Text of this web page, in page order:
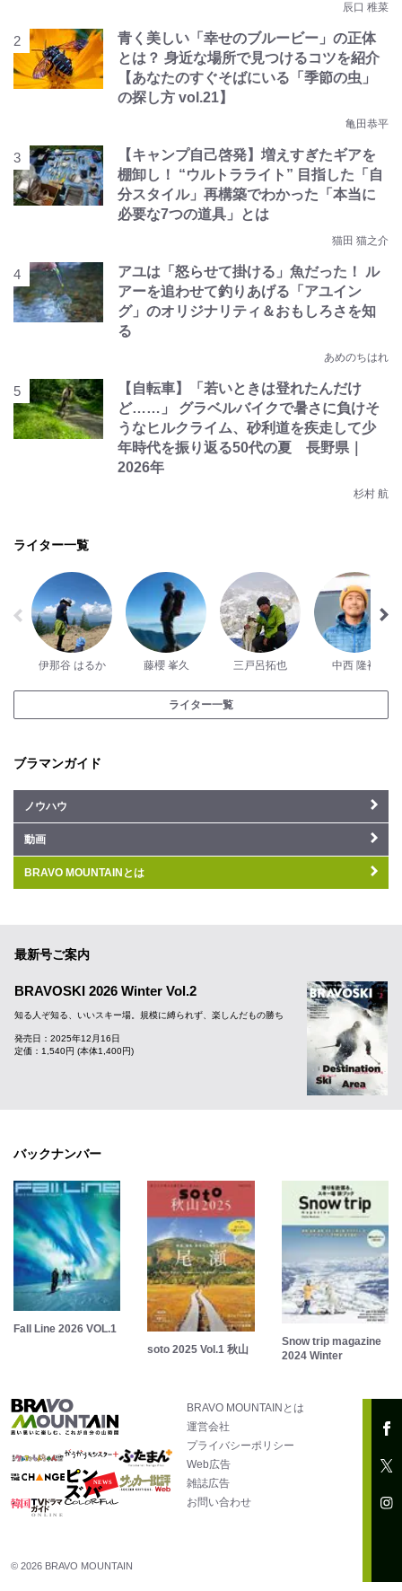
辰口 稚菜
青く美しい「幸せのブルービー」の正体
とは？ 身近な場所で見つけるコツを紹介
【あなたのすぐそばにいる「季節の虫」
の探し方 vol.21】
亀田恭平
【キャンプ自己啓発】増えすぎたギアを
棚卸し！ “ウルトラライト” 目指した「自
分スタイル」再構築でわかった「本当に
必要な7つの道具」とは
猫田 猫之介
アユは「怒らせて掛ける」魚だった！ ル
アーを追わせて釣りあげる「アユイン
グ」のオリジナリティ＆おもしろさを知
る
あめのちはれ
【自転車】「若いときは登れたんだけ
ど……」 グラベルバイクで暑さに負けそ
うなヒルクライム、砂利道を疾走して少
年時代を振り返る50代の夏 長野県｜
2026年
杉村 航
ライター一覧
伊那谷 はるか 藤櫻 峯久 三戸呂拓也 中西 隆裕
ライター一覧
ブラマンガイド
ノウハウ
動画
BRAVO MOUNTAINとは
最新号ご案内
BRAVOSKI 2026 Winter Vol.2
知る人ぞ知る、いいスキー場。規模に縛られず、楽しんだもの勝ち
発売日：2025年12月16日
定価：1,540円 (本体1,400円)
バックナンバー
Fall Line 2026 VOL.1
soto 2025 Vol.1 秋山
Snow trip magazine
2024 Winter
BRAVO MOUNTAINとは
運営会社
プライバシーポリシー
Web広告
雑誌広告
お問い合わせ
© 2026 BRAVO MOUNTAIN